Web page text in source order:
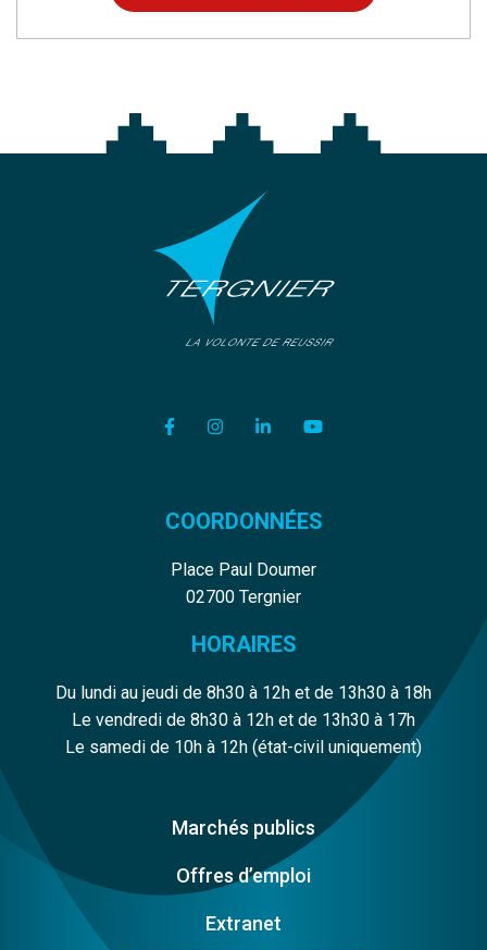
Lien vers le compte Facebook
Lien vers le compte Instagram
Lien vers le compte
Lien vers la chaîne
COORDONNÉES
Place Paul Doumer
02700 Tergnier
HORAIRES
Du lundi au jeudi de 8h30 à 12h et de 13h30 à 18h
Le vendredi de 8h30 à 12h et de 13h30 à 17h
Le samedi de 10h à 12h (état-civil uniquement)
Marchés publics
Offres d’emploi
Extranet